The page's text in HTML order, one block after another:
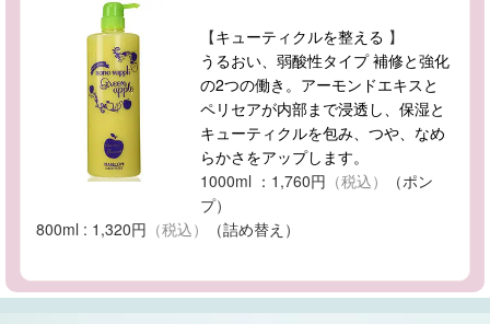
【キューティクルを整える 】
うるおい、弱酸性タイプ 補修と強化
の2つの働き。アーモンドエキスと
ペリセアが内部まで浸透し、保湿と
キューティクルを包み、つや、なめ
らかさをアップします。
1000ml ：1,760円 （税込）
（ポン
プ）
800ml : 1,320円 （税込） （詰め替え）